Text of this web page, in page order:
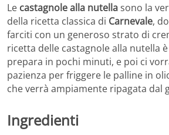
Le castagnole alla nutellasono la
della ricetta classica di Carnevale,
farciti con un generoso strato di
ricetta delle castagnole alla nutella
prepara in pochi minuti, e poi ci
pazienza per friggere le palline in
che verrà ampiamente ripagata dal
Ingredienti